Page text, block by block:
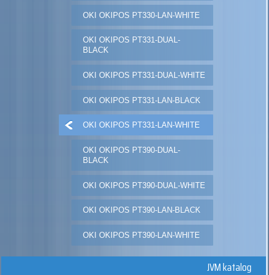
OKI OKIPOS PT330-LAN-WHITE
OKI OKIPOS PT331-DUAL-
BLACK
OKI OKIPOS PT331-DUAL-WHITE
OKI OKIPOS PT331-LAN-BLACK
OKI OKIPOS PT331-LAN-WHITE
OKI OKIPOS PT390-DUAL-
BLACK
OKI OKIPOS PT390-DUAL-WHITE
OKI OKIPOS PT390-LAN-BLACK
OKI OKIPOS PT390-LAN-WHITE
JVM katalog